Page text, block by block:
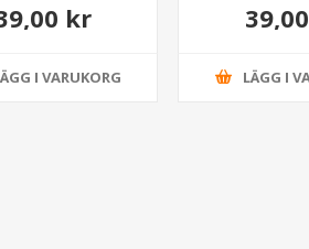
kr
I VARUKORG LÄGG I